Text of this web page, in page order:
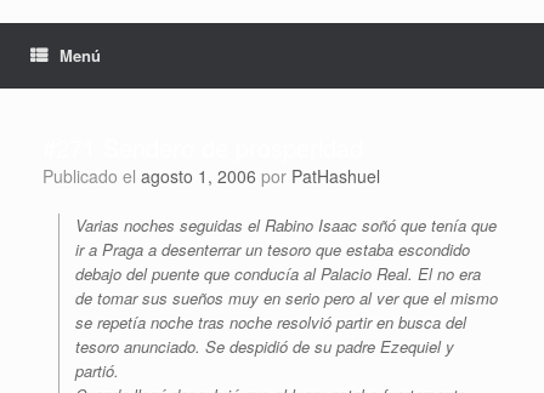
Menú
Publicado el agosto 1, 2006 por PatHashuel
Varias noches seguidas el Rabino Isaac soñó que tenía que
ir a Praga a desenterrar un tesoro que estaba escondido
debajo del puente que conducía al Palacio Real. El no era
de tomar sus sueños muy en serio pero al ver que el mismo
se repetía noche tras noche resolvió partir en busca del
tesoro anunciado. Se despidió de su padre Ezequiel y
partió.